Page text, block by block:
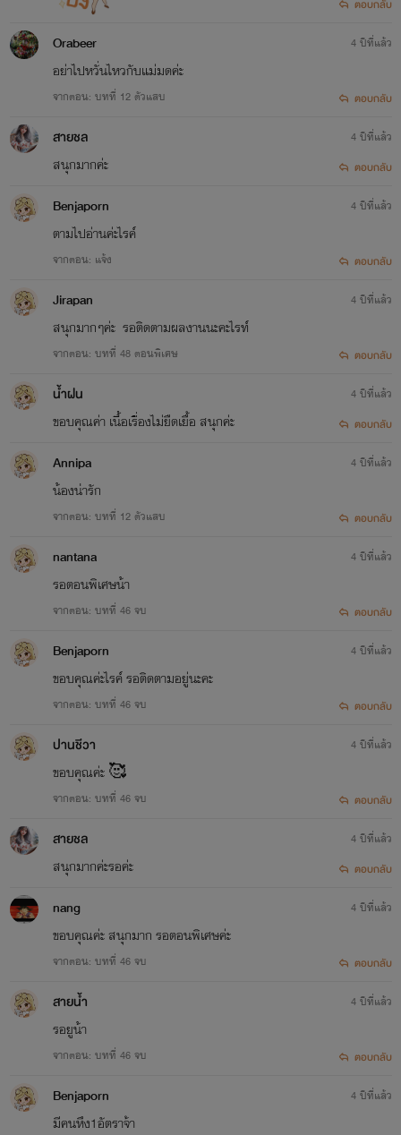
ตอบกลับ
Orabeer
อย่าไปหวั่นไหวกับแม่มดค่ะ
จากตอน: บทที่ 12 ตัวแสบ
4 ปีที่แล้ว
ตอบกลับ
สายชล
สนุกมากค่ะ
4 ปีที่แล้ว
ตอบกลับ
Benjaporn
ตามไปอ่านค่ะไรค์
จากตอน: แจ้ง
4 ปีที่แล้ว
ตอบกลับ
Jirapan
สนุกมากๆค่ะ รอติดตามผลงานนะคะไรท์
จากตอน: บทที่ 48 ตอนพิเศษ
4 ปีที่แล้ว
ตอบกลับ
น้ำฝน
ขอบคุณค่า เนื้อเรื่องไม่ยืดเยื้อ สนุกค่ะ
4 ปีที่แล้ว
ตอบกลับ
Annipa
น้องน่ารัก
จากตอน: บทที่ 12 ตัวแสบ
4 ปีที่แล้ว
ตอบกลับ
nantana
รอตอนพิเศษน้า
จากตอน: บทที่ 46 จบ
4 ปีที่แล้ว
ตอบกลับ
Benjaporn
ขอบคุณค่ะไรค์ รอติดตามอยู่นะคะ
จากตอน: บทที่ 46 จบ
4 ปีที่แล้ว
ตอบกลับ
ปานชีวา
ขอบคุณค่ะ 🥰
จากตอน: บทที่ 46 จบ
4 ปีที่แล้ว
ตอบกลับ
สายชล
สนุกมากค่ะรอค่ะ
4 ปีที่แล้ว
ตอบกลับ
nang
ขอบคุณค่ะ สนุกมาก รอตอนพิเศษค่ะ
จากตอน: บทที่ 46 จบ
4 ปีที่แล้ว
ตอบกลับ
สายน้ำ
รอยูน้า
จากตอน: บทที่ 46 จบ
4 ปีที่แล้ว
ตอบกลับ
Benjaporn
มีคนหึง1อัตราจ้า
4 ปีที่แล้ว